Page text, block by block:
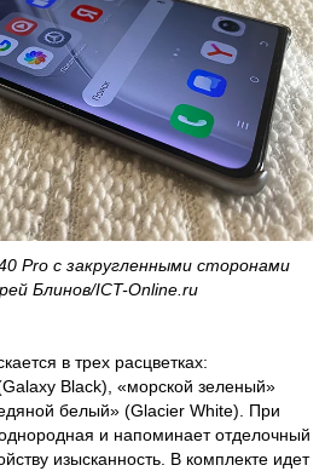
Pro с закругленными сторонами
Блинов/ICT-Online.ru
в трех расцветках:
Black), «морской зеленый»
белый» (Glacier White). При
и напоминает отделочный
изысканность. В комплекте идет